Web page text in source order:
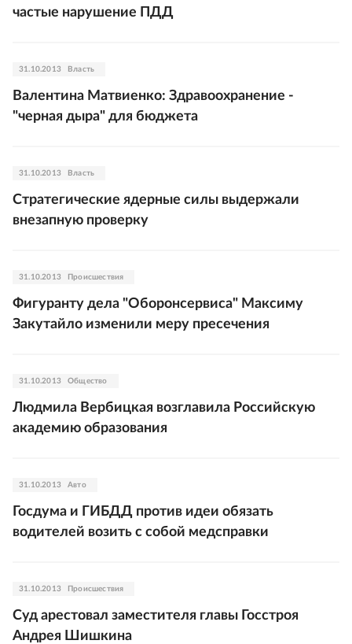
частые нарушение ПДД
31.10.2013 Власть
Валентина Матвиенко: Здравоохранение -
"черная дыра" для бюджета
31.10.2013 Власть
Стратегические ядерные силы выдержали
внезапную проверку
31.10.2013 Происшествия
Фигуранту дела "Оборонсервиса" Максиму
Закутайло изменили меру пресечения
31.10.2013 Общество
Людмила Вербицкая возглавила Российскую
академию образования
31.10.2013 Авто
Госдума и ГИБДД против идеи обязать
водителей возить с собой медсправки
31.10.2013 Происшествия
Суд арестовал заместителя главы Госстроя
Андрея Шишкина